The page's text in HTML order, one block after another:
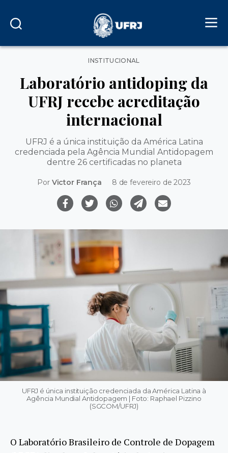
Categorias
INSTITUCIONAL
Laboratório antidoping da
UFRJ recebe acreditação
internacional
UFRJ é a única instituição da América Latina
credenciada pela Agência Mundial Antidopagem
dentre 26 certificadas no planeta
Por Victor França 8 de fevereiro de 2023
UFRJ é única instituição credenciada da América Latina à
Agência Mundial Antidopagem | Foto: Raphael Pizzino
(SGCOM/UFRJ)
O Laboratório Brasileiro de Controle de Dopagem